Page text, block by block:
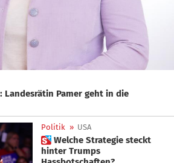
Politik » USA
 Welche Strategie steckt
hinter Trumps